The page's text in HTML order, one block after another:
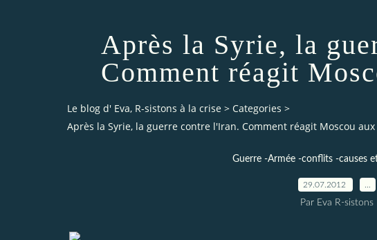
Après la Syrie, la
Comment réagit
Le blog d' Eva, R-sistons à la crise > Categories >
Après la Syrie, la guerre contre l'Iran. Comment réagit Moscou aux
Guerre -Armée -conflits -causes
29.07.2012
Par Eva R-sistons